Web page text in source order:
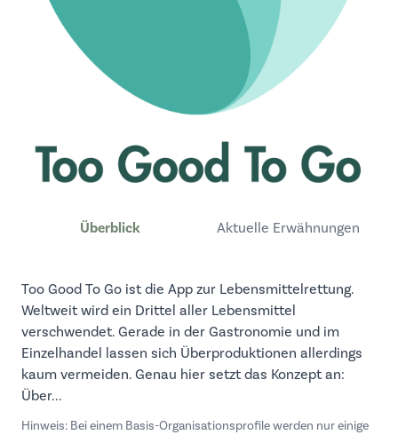
Überblick Aktuelle Erwähnungen
Too Good To Go ist die App zur Lebensmittelrettung.
Weltweit wird ein Drittel aller Lebensmittel
verschwendet. Gerade in der Gastronomie und im
Einzelhandel lassen sich Überproduktionen allerdings
kaum vermeiden. Genau hier setzt das Konzept an:
Über...
Hinweis: Bei einem Basis-Organisationsprofile werden nur einige